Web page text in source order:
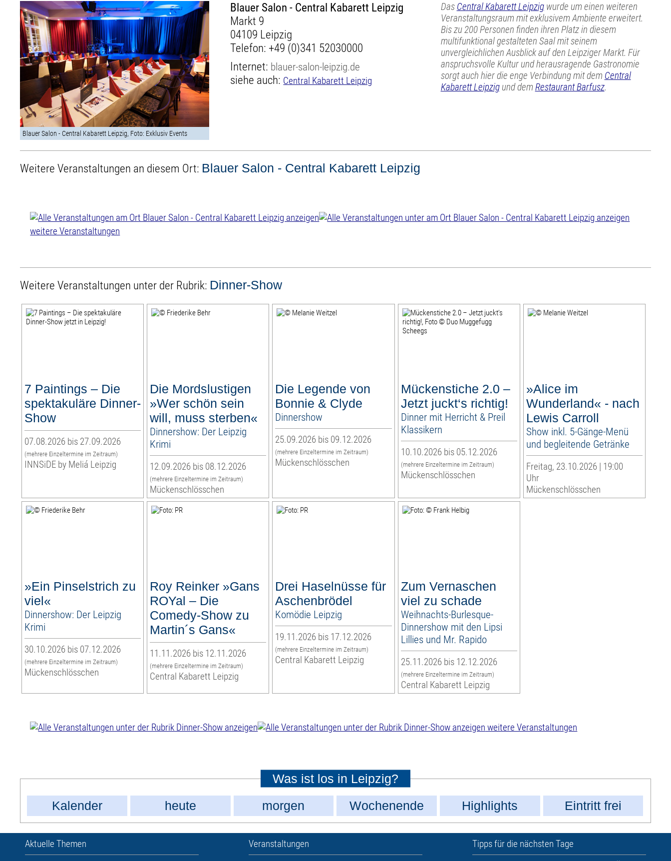
Blauer Salon - Central Kabarett Leipzig, Foto: Exklusiv Events
Blauer Salon - Central Kabarett Leipzig
Markt 9
04109 Leipzig
Telefon: +49 (0)341 52030000
Internet: blauer-salon-leipzig.de
siehe auch: Central Kabarett Leipzig
Das Central Kabarett Leipzigwurde um einen weiteren
Veranstaltungsraum mit exklusivem Ambiente erweitert.
Bis zu 200 Personen finden ihren Platz in diesem
multifunktional gestalteten Saal mit seinem
unvergleichlichen Ausblick auf den Leipziger Markt. Für
anspruchsvolle Kultur und herausragende Gastronomie
sorgt auch hier die enge Verbindung mit dem Central
Kabarett Leipzigund dem Restaurant Barfusz.
Weitere Veranstaltungen an diesem Ort: Blauer Salon - Central Kabarett Leipzig
weitere Veranstaltungen
Weitere Veranstaltungen unter der Rubrik: Dinner-Show
7 Paintings – Die
spektakuläre Dinner-
Show
07.08.2026 bis 27.09.2026
(mehrere Einzeltermine im Zeitraum)
INNSiDE by Meliá Leipzig
Die Mordslustigen
»Wer schön sein
will, muss sterben«
Dinnershow: Der Leipzig
Krimi
12.09.2026 bis 08.12.2026
(mehrere Einzeltermine im Zeitraum)
Mückenschlösschen
Die Legende von
Bonnie & Clyde
Dinnershow
25.09.2026 bis 09.12.2026
(mehrere Einzeltermine im Zeitraum)
Mückenschlösschen
Mückenstiche 2.0 –
Jetzt juckt‘s richtig!
Dinner mit Herricht & Preil
Klassikern
10.10.2026 bis 05.12.2026
(mehrere Einzeltermine im Zeitraum)
Mückenschlösschen
»Alice im
Wunderland« - nach
Lewis Carroll
Show inkl. 5-Gänge-Menü
und begleitende Getränke
Freitag, 23.10.2026 | 19:00
Uhr
Mückenschlösschen
»Ein Pinselstrich zu
viel«
Dinnershow: Der Leipzig
Krimi
30.10.2026 bis 07.12.2026
(mehrere Einzeltermine im Zeitraum)
Mückenschlösschen
Roy Reinker »Gans
ROYal – Die
Comedy-Show zu
Martin´s Gans«
11.11.2026 bis 12.11.2026
(mehrere Einzeltermine im Zeitraum)
Central Kabarett Leipzig
Drei Haselnüsse für
Aschenbrödel
Komödie Leipzig
19.11.2026 bis 17.12.2026
(mehrere Einzeltermine im Zeitraum)
Central Kabarett Leipzig
Zum Vernaschen
viel zu schade
Weihnachts-Burlesque-
Dinnershow mit den Lipsi
Lillies und Mr. Rapido
25.11.2026 bis 12.12.2026
(mehrere Einzeltermine im Zeitraum)
Central Kabarett Leipzig
weitere Veranstaltungen
Was ist los in Leipzig?
Kalender
heute morgen Wochenende Highlights Eintritt frei
Aktuelle Themen
Veranstaltungen
Tipps für die nächsten Tage